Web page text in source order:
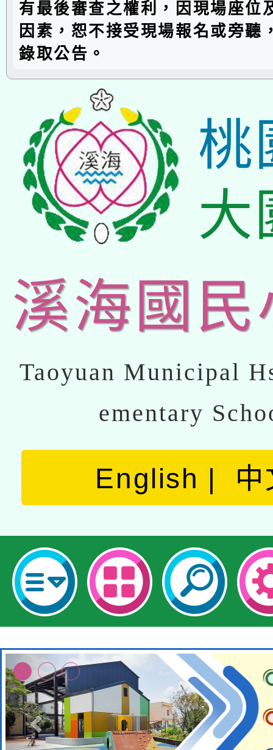
有最後審查之權利，因現場座位
因素，恕不接受現場報名或旁聽
錄取公告。
桃
大
溪海國民
Taoyuan Municipal
ementary
English 中